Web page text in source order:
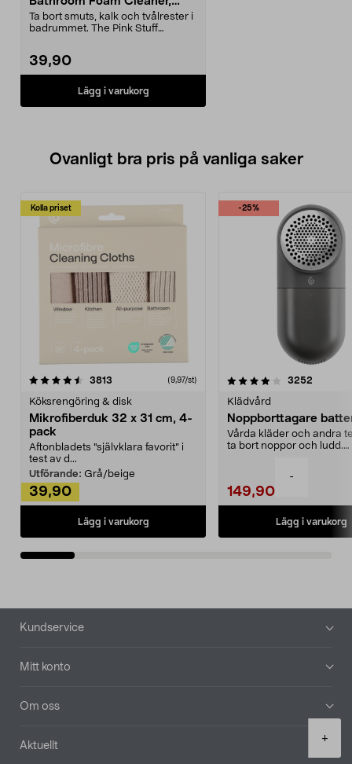
-
+
badrumsrengöring 750 ml
Ta bort smuts, kalk och tvålrester i
badrummet. The Pink Stuff
39,90
Lägg i varukorg
Ovanligt bra pris på vanliga saker
Kolla priset
3813 (9,97/st)
Köksrengöring & disk
Mikrofiberduk 32 x 31 cm, 4-
pack
Aftonbladets "självklara favorit” i
test av d...
Utförande: Grå/beige
39,90
Lägg i varukorg
-25%
4.0av 5 stjärnor 3252
Klädvård
Noppborttagare
Vårda kläder och andra
ta bort noppor och ludd.
149,90
Lägg i varukorg
4.5av 5 stjärnor
Sidfot
Kundservice
Mitt konto
Om oss
Aktuellt